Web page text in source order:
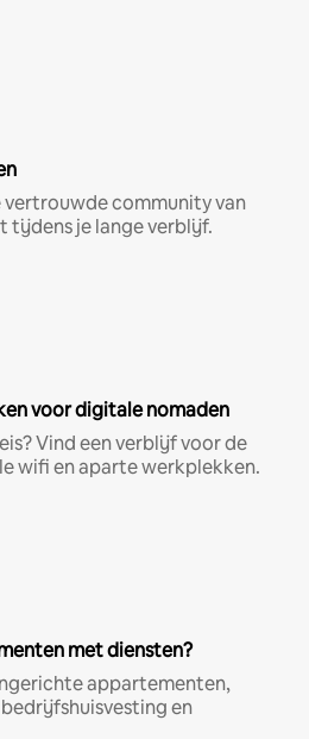
community van
tijdens je lange verblijf.
voor digitale nomaden
Vind een verblijf voor de
wifi en aparte werkplekken.
met diensten?
appartementen,
en